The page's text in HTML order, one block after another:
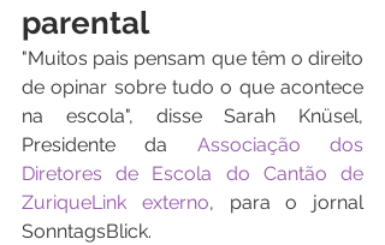
parental
"Muitos pais pensam que têm o direito
de opinar sobre tudo o que acontece
na escola", disse Sarah Knüsel,
Presidente da Associação dos
Diretores de Escola do Cantão de
ZuriqueLink externo, para o jornal
SonntagsBlick.